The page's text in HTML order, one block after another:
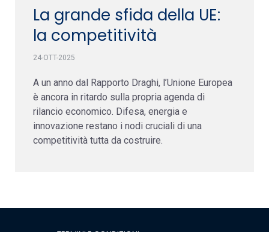
La grande sfida della UE:
la competitività
24-OTT-2025
A un anno dal Rapporto Draghi, l’Unione Europea
è ancora in ritardo sulla propria agenda di
rilancio economico. Difesa, energia e
innovazione restano i nodi cruciali di una
competitività tutta da costruire.